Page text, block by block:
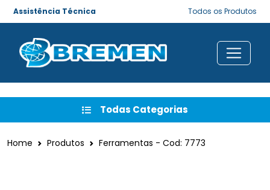
Assistência Técnica Todos os Produtos
Todas Categorias
Home Produtos Ferramentas - Cod: 7773